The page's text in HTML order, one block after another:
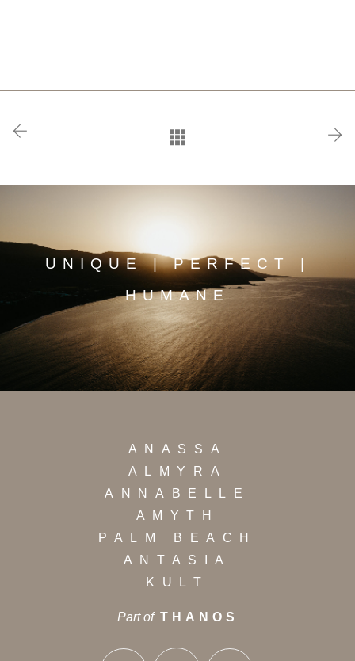
UNIQUE | PERFECT |
HUMANE
ANASSA
ALMYRA
ANNABELLE
AMYTH
PALM BEACH
ANTASIA
KULT
Part of THANOS